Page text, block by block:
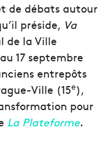
de débats autour
préside, Va
de la Ville
17 septembre
entrepôts
Ville (15e),
pour
La Plateforme.